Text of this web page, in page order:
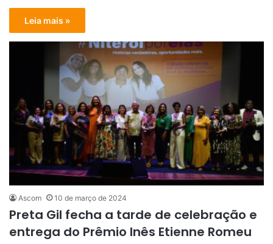
Leia mais »
Ascom 10 de março de 2024
Preta Gil fecha a tarde de celebração e
entrega do Prêmio Inês Etienne Romeu